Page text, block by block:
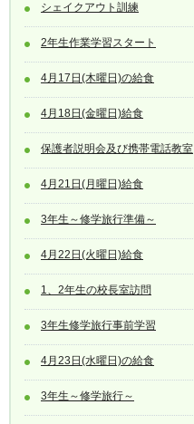
シェイクアウト訓練
2年生作業学習スタート
4月17日(木曜日)の給食
4月18日(金曜日)給食
保護者説明会及び携帯電話教室
4月21日(月曜日)給食
3年生～修学旅行準備～
4月22日(火曜日)給食
1、2年生の校長室訪問
3年生修学旅行事前学習
4月23日(水曜日)の給食
3年生～修学旅行～